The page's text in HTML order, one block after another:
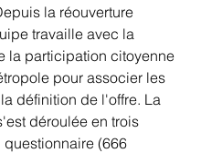
la réouverture
travaille avec la
la participation citoyenne
pour associer les
définition de l'offre. La
déroulée en trois
questionnaire (666